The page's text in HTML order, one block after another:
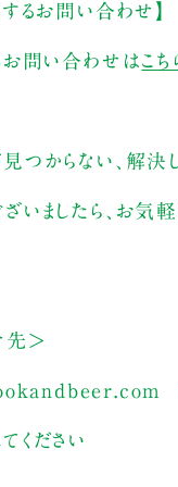
するお問い合わせ】
お問い合わせはこち
つからない、解決
いましたら、お気
先＞
ください